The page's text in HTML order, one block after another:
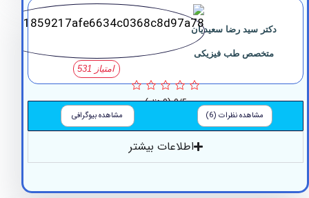
سید رضا سعیدیان
متخصص طب فیزیکی
0/5 (0 نظر)
مشاهده نظرات (6) مشاهده بیوگرافی
اطلاعات بیشتر